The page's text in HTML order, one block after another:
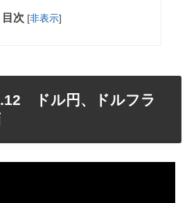
目次 [非表示]
ドル円、ドルフラ